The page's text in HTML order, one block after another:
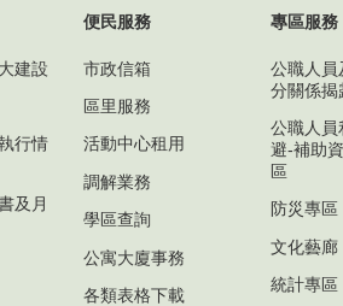
建設
行情
及月
便民服務
市政信箱
區里服務
活動中心租用
調解業務
學區查詢
公寓大廈事務
各類表格下載
專區服務
公職人員
分關係揭
公職人員
避-補助
區
防災專區
文化藝廊
統計專區